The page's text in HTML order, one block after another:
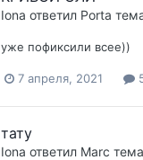
Iona ответил Porta
уже пофиксили всее))
7 апреля, 2021
тату
Iona ответил Marc